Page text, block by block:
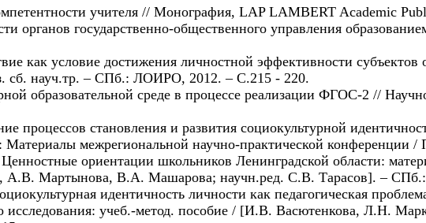
учителя // Монография, LAP LAMBERT Academic
органов государственно-общественного управления
как условие достижения личностной эффективности
сб. науч.тр. – СПб.: ЛОИРО, 2012. – С.215 - 220.
образовательной среде в процессе реализации ФГОС-2 //
процессов становления и развития социокультурной
Материалы межрегиональной научно-практической
ориентации школьников Ленинградской области:
А.В. Мартынова, В.А. Машарова; научн.ред. С.В. Тарасов]. –
идентичность личности как педагогическая
исследования: учеб.-метод. пособие / [И.В. Васютенкова, Л.Н.